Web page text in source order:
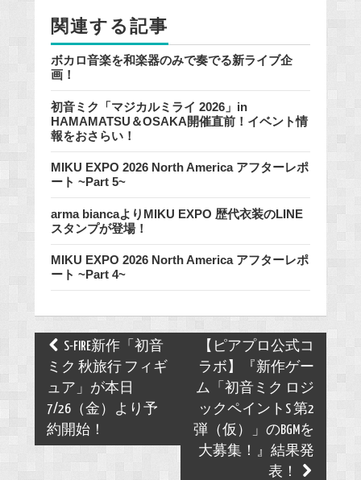
k
関連する記事
ボカロ音楽を和楽器のみで奏でる新ライブ企
画！
初音ミク「マジカルミライ 2026」in
HAMAMATSU＆OSAKA開催直前！イベント情
報をおさらい！
MIKU EXPO 2026 North America アフターレポ
ート ~Part 5~
arma biancaよりMIKU EXPO 歴代衣装のLINE
スタンプが登場！
MIKU EXPO 2026 North America アフターレポ
ート ~Part 4~
Post
navigation
S-FIRE新作「初音
ミク 秋旅行 フィギ
ュア」が本日
7/26（金）より予
約開始！
【ピアプロ公式コ
ラボ】『新作ゲー
ム「初音ミク ロジ
ックペイントS 第2
弾（仮）」のBGMを
大募集！』結果発
表！